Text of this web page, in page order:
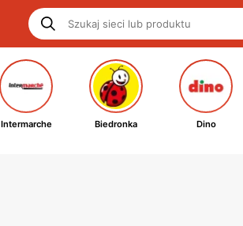
Intermarche Biedronka Dino